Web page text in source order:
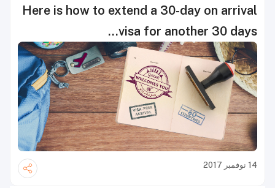
Here is how to extend a 30-day on arrival
visa for another 30 days…
14 نوفمبر 2017